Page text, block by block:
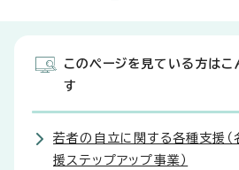
このページを見ている方はこ
す
若者の自立に関する各種支援
援ステップアップ事業）